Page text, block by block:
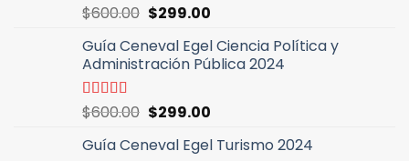
Valorado
con
5
$600.00 El
original
era:
$299.00El
actual
es:
Guía Ceneval Egel Ciencia Política y
Administración Pública 2024
Valorado
con
5
$600.00 El
original
$299.00El
actual
Guía Ceneval Egel Turismo 2024